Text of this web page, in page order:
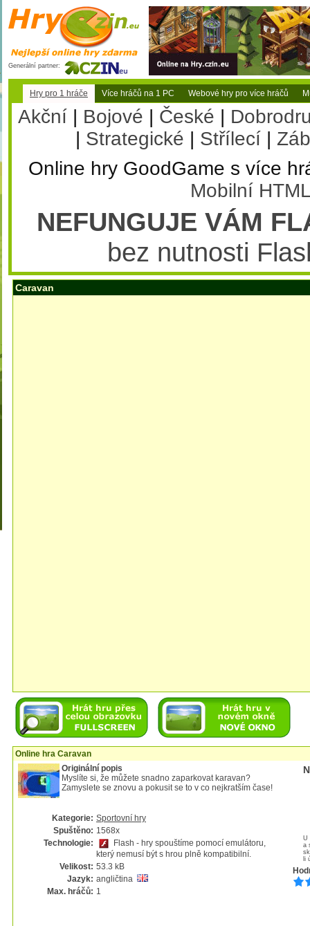
Generální partner:
Hry pro 1 hráče Více hráčů na 1 PC Webové hry pro více hráčů
Akční | Bojové | České |
| Strategické | Střílecí |
Online hry GoodGame s více
Mobilní
NEFUNGUJE VÁM
bez nutnosti
Caravan
Online hra Caravan
Originální popis
Myslíte si, že můžete snadno zaparkovat karavan?
Zamyslete se znovu a pokusit se to v co nejkratším čase!
Kategorie: Sportovní hry
Spuštěno: 1568x
Technologie:
Flash - hry spouštíme pomocí emulátoru,
který nemusí být s hrou plně kompatibilní.
Velikost: 53.3 kB
Jazyk: angličtina
Max. hráčů: 1
U
a
li